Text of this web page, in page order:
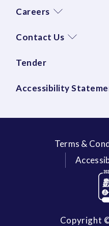
Careers
Contact Us
Tender
Accessibility
Terms &
Copyright